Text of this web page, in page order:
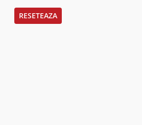
RESETEAZA